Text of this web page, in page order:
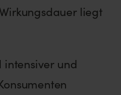
liegt
intensiver und